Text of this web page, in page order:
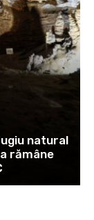
natural
rămâne